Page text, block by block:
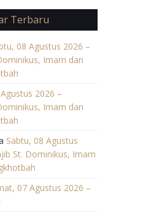
Terbaru
08 Agustus 2026 –
Imam dan
2026 –
Imam dan
Sabtu, 08 Agustus
St. Dominikus, Imam
07 Agustus 2026 –